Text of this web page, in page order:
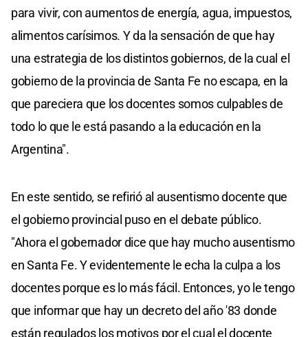
para vivir, con aumentos de energía, agua, impuestos,
alimentos carísimos. Y da la sensación de que hay
una estrategia de los distintos gobiernos, de la cual el
gobierno de la provincia de Santa Fe no escapa, en la
que pareciera que los docentes somos culpables de
todo lo que le está pasando a la educación en la
Argentina".
En este sentido, se refirió al ausentismo docente que
el gobierno provincial puso en el debate público.
"Ahora el gobernador dice que hay mucho ausentismo
en Santa Fe. Y evidentemente le echa la culpa a los
docentes porque es lo más fácil. Entonces, yo le tengo
que informar que hay un decreto del año '83 donde
están regulados los motivos por el cual el docente